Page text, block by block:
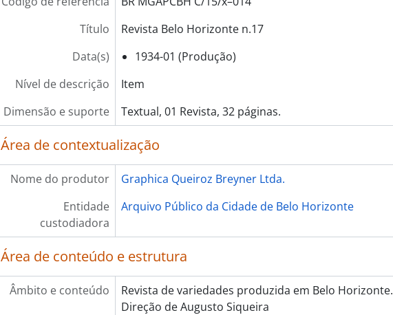
Título
Revista Belo Horizonte n.17
Data(s)
1934-01 (Produção)
Nível de descrição
Item
Dimensão e suporte
Textual, 01 Revista, 32 páginas.
Área de contextualização
Nome do produtor
Graphica Queiroz Breyner Ltda.
Entidade
custodiadora
Arquivo Público da Cidade de Belo Horizonte
Área de conteúdo e estrutura
Âmbito e conteúdo
Revista de variedades produzida em Belo Horizonte.
Direção de Augusto Siqueira